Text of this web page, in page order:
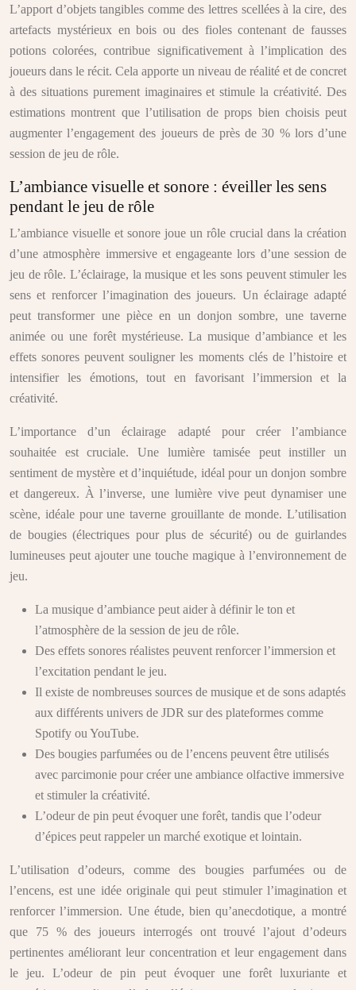
L’apport d’objets tangibles comme des lettres scellées à la cire, des
artefacts mystérieux en bois ou des fioles contenant de fausses
potions colorées, contribue significativement à l’implication des
joueurs dans le récit. Cela apporte un niveau de réalité et de concret
à des situations purement imaginaires et stimule la créativité. Des
estimations montrent que l’utilisation de props bien choisis peut
augmenter l’engagement des joueurs de près de 30 % lors d’une
session de jeu de rôle.
L’ambiance visuelle et sonore : éveiller les sens
pendant le jeu de rôle
L’ambiance visuelle et sonore joue un rôle crucial dans la création
d’une atmosphère immersive et engageante lors d’une session de
jeu de rôle. L’éclairage, la musique et les sons peuvent stimuler les
sens et renforcer l’imagination des joueurs. Un éclairage adapté
peut transformer une pièce en un donjon sombre, une taverne
animée ou une forêt mystérieuse. La musique d’ambiance et les
effets sonores peuvent souligner les moments clés de l’histoire et
intensifier les émotions, tout en favorisant l’immersion et la
créativité.
L’importance d’un éclairage adapté pour créer l’ambiance
souhaitée est cruciale. Une lumière tamisée peut instiller un
sentiment de mystère et d’inquiétude, idéal pour un donjon sombre
et dangereux. À l’inverse, une lumière vive peut dynamiser une
scène, idéale pour une taverne grouillante de monde. L’utilisation
de bougies (électriques pour plus de sécurité) ou de guirlandes
lumineuses peut ajouter une touche magique à l’environnement de
jeu.
La musique d’ambiance peut aider à définir le ton et
l’atmosphère de la session de jeu de rôle.
Des effets sonores réalistes peuvent renforcer l’immersion et
l’excitation pendant le jeu.
Il existe de nombreuses sources de musique et de sons adaptés
aux différents univers de JDR sur des plateformes comme
Spotify ou YouTube.
Des bougies parfumées ou de l’encens peuvent être utilisés
avec parcimonie pour créer une ambiance olfactive immersive
et stimuler la créativité.
L’odeur de pin peut évoquer une forêt, tandis que l’odeur
d’épices peut rappeler un marché exotique et lointain.
L’utilisation d’odeurs, comme des bougies parfumées ou de
l’encens, est une idée originale qui peut stimuler l’imagination et
renforcer l’immersion. Une étude, bien qu’anecdotique, a montré
que 75 % des joueurs interrogés ont trouvé l’ajout d’odeurs
pertinentes améliorant leur concentration et leur engagement dans
le jeu. L’odeur de pin peut évoquer une forêt luxuriante et